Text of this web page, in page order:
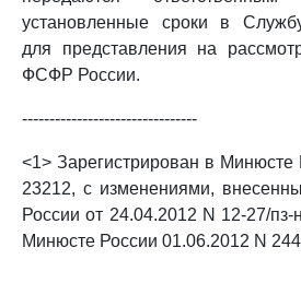
установленные сроки в
для представления на
ФСФР России.
--------------------------------
<1> Зарегистрирован в Минюсте
23212, с изменениями,
России от 24.04.2012 N 12-27/пз-
Минюсте России 01.06.2012 N